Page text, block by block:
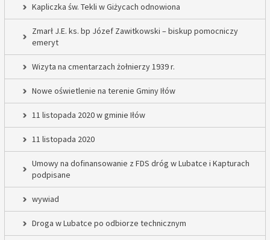
Kapliczka św. Tekli w Giżycach odnowiona
Zmarł J.E. ks. bp Józef Zawitkowski – biskup pomocniczy
emeryt
Wizyta na cmentarzach żołnierzy 1939 r.
Nowe oświetlenie na terenie Gminy Iłów
11 listopada 2020 w gminie Iłów
11 listopada 2020
Umowy na dofinansowanie z FDS dróg w Lubatce i Kapturach
podpisane
wywiad
Droga w Lubatce po odbiorze technicznym